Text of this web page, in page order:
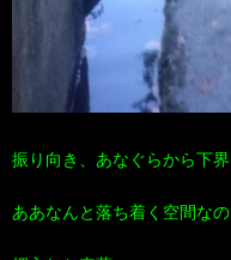
振り向き、あなぐらから下界
ああなんと落ち着く空間なの